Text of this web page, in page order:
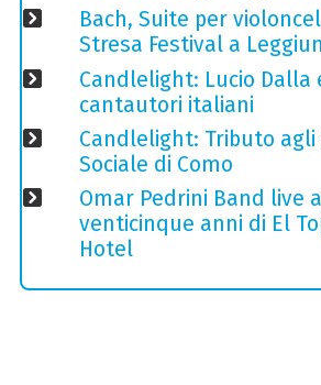
Bach, Suite per
Stresa Festival a
Candlelight: Lucio Dalla
cantautori italiani
Candlelight: Tributo agli
Sociale di Como
Omar Pedrini Band live
venticinque anni di El
Hotel